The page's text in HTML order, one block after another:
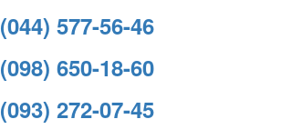
(044) 577-56-46
(098) 650-18-60
(093) 272-07-45